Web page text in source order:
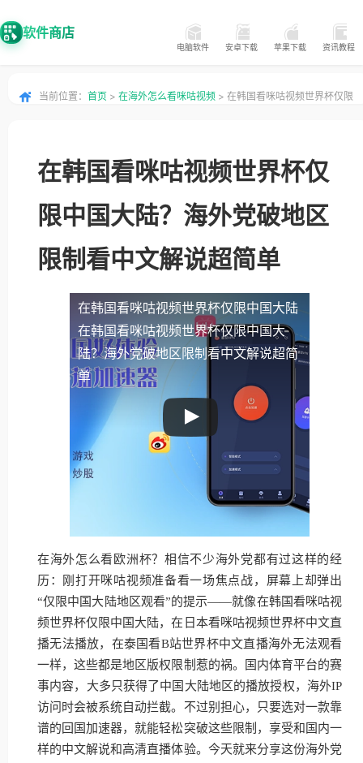
软件商店
电脑软件 安卓下载 苹果下载 资讯教程
当前位置： 首页 > 在海外怎么看咪咕视频 > 在韩国看咪咕视频世界杯仅限
在韩国看咪咕视频世界杯仅
限中国大陆？海外党破地区
限制看中文解说超简单
在韩国看咪咕视频世界杯仅限中国大陆
在韩国看咪咕视频世界杯仅限中国大
陆？海外党破地区限制看中文解说超简
单
在海外怎么看欧洲杯？相信不少海外党都有过这样的经
历：刚打开咪咕视频准备看一场焦点战，屏幕上却弹出
“仅限中国大陆地区观看”的提示——就像在韩国看咪咕视
频世界杯仅限中国大陆，在日本看咪咕视频世界杯中文直
播无法播放，在泰国看B站世界杯中文直播海外无法观看
一样，这些都是地区版权限制惹的祸。国内体育平台的赛
事内容，大多只获得了中国大陆地区的播放授权，海外IP
访问时会被系统自动拦截。不过别担心，只要选对一款靠
谱的回国加速器，就能轻松突破这些限制，享受和国内一
样的中文解说和高清直播体验。今天就来分享这份海外党